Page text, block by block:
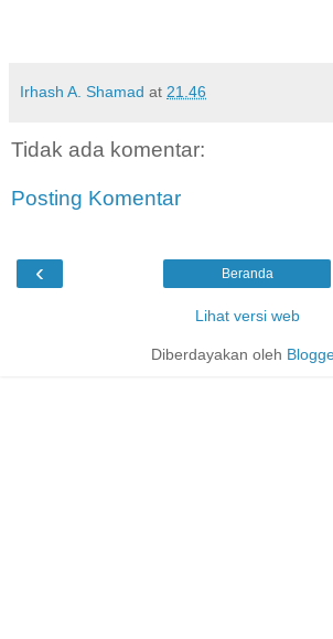
Irhash A. Shamad at 21.46
Tidak ada komentar:
Posting Komentar
‹ Beranda
Lihat versi web
Diberdayakan oleh